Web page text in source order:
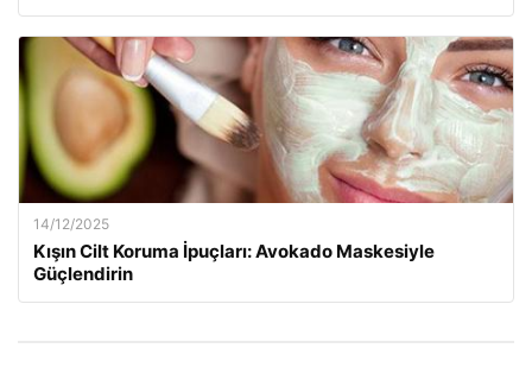
14/12/2025
Kışın Cilt Koruma İpuçları: Avokado Maskesiyle
Güçlendirin